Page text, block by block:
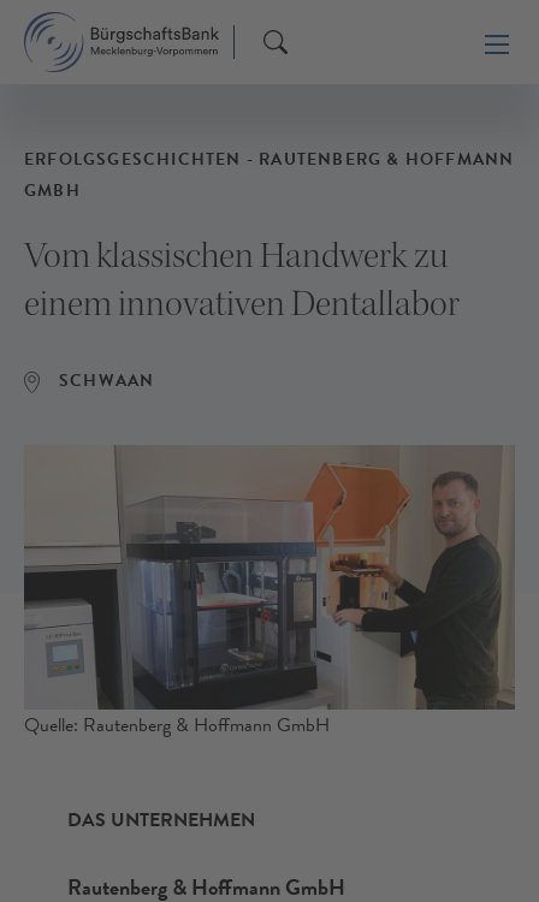
ERFOLGSGESCHICHTEN - RAUTENBERG & HOFFMANN
GMBH
Vom klassischen Handwerk zu
einem innovativen Dentallabor
SCHWAAN
Quelle: Rautenberg & Hoffmann GmbH
DAS UNTERNEHMEN
Rautenberg & Hoffmann GmbH